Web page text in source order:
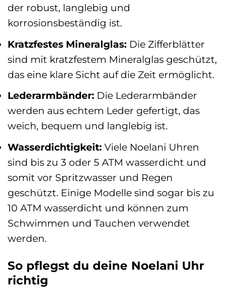
der robust, langlebig und
korrosionsbeständig ist.
Kratzfestes Mineralglas: Die Zifferblätter
sind mit kratzfestem Mineralglas geschützt,
das eine klare Sicht auf die Zeit ermöglicht.
Lederarmbänder: Die Lederarmbänder
werden aus echtem Leder gefertigt, das
weich, bequem und langlebig ist.
Wasserdichtigkeit: Viele Noelani Uhren
sind bis zu 3 oder 5 ATM wasserdicht und
somit vor Spritzwasser und Regen
geschützt. Einige Modelle sind sogar bis zu
10 ATM wasserdicht und können zum
Schwimmen und Tauchen verwendet
werden.
So pflegst du deine Noelani Uhr
richtig